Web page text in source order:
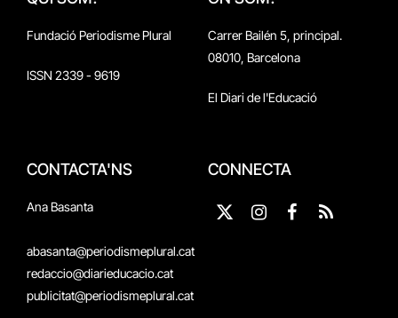
Fundació Periodisme Plural
ISSN 2339 - 9619
Carrer Bailén 5, principal.
08010, Barcelona
El Diari de l'Educació
CONTACTA'NS
Ana Basanta
abasanta@periodismeplural.cat
redaccio@diarieducacio.cat
publicitat@periodismeplural.cat
CONNECTA
X
Instagram
Facebook
RSS